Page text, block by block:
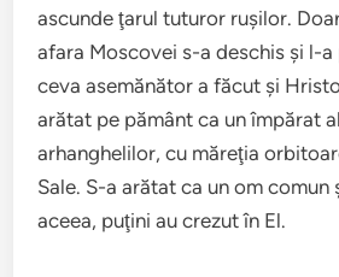
ascunde ţarul tuturor ruşilor.
afara Moscovei s-a deschis şi l-
ceva asemănător a făcut şi
arătat pe pământ ca un împărat
arhanghelilor, cu măreţia
Sale. S-a arătat ca un om comun
aceea, puţini au crezut în El.